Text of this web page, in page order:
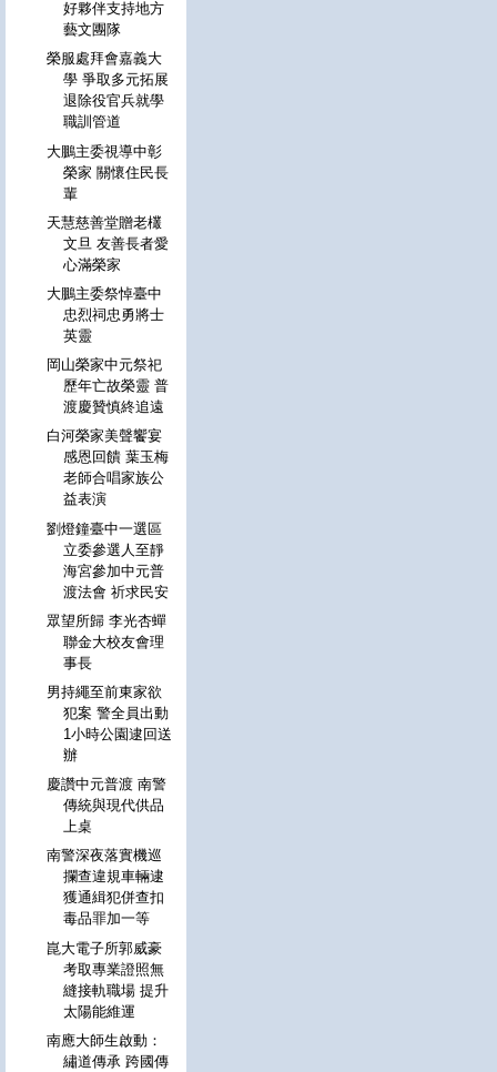
好夥伴支持地方
藝文團隊
榮服處拜會嘉義大
學 爭取多元拓展
退除役官兵就學
職訓管道
大鵬主委視導中彰
榮家 關懷住民長
輩
天慧慈善堂贈老欉
文旦 友善長者愛
心滿榮家
大鵬主委祭悼臺中
忠烈祠忠勇將士
英靈
岡山榮家中元祭祀
歷年亡故榮靈 普
渡慶贊慎終追遠
白河榮家美聲饗宴
感恩回饋 葉玉梅
老師合唱家族公
益表演
劉燈鐘臺中一選區
立委參選人至靜
海宮參加中元普
渡法會 祈求民安
眾望所歸 李光杏蟬
聯金大校友會理
事長
男持繩至前東家欲
犯案 警全員出動
1小時公園逮回送
辦
慶讚中元普渡 南警
傳統與現代供品
上桌
南警深夜落實機巡
攔查違規車輛逮
獲通緝犯併查扣
毒品罪加一等
崑大電子所郭威豪
考取專業證照無
縫接軌職場 提升
太陽能維運
南應大師生啟動：
繡道傳承 跨國傳